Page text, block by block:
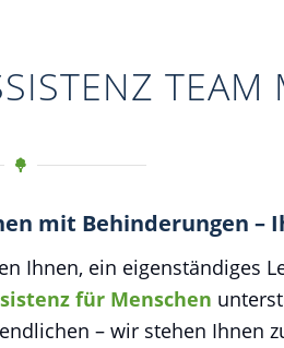
TEAM
mit Behinderungen
Ihnen, ein eigenständiges
für Menschen
– wir stehen Ihnen